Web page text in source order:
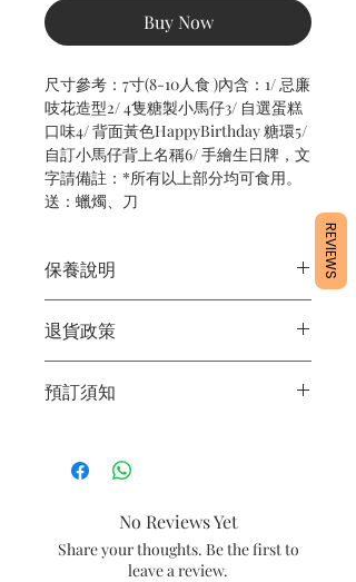
Buy Now
尺寸參考：7寸(8-10人食 )內含：1/ 忌廉
吱花造型2/ 4隻糖製小馬仔3/ 自選蛋糕
口味4/ 背面黃色HappyBirthday 糖環5/
自訂小馬仔背上名稱6/ 手繪生日牌，文
字請備註：*所有以上部分均可食用。
送：蠟燭、刀
保養說明
度。
2/運送時避免大力搖晃。
3/最佳保存期：3日內食用完畢
退貨政策
作，不設退換。
預訂須知
定日期取貨請提早10-14天前落單🤗2/
下單後24小時內會有專人電郵確認訂單
4/ 自取訂單：地址只需要填寫【葵芳
No Reviews Yet
Share your thoughts. Be the first to
leave a review.
REVIEWS